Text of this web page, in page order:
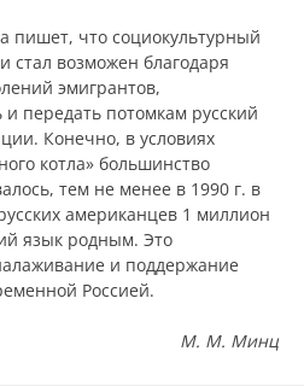
пишет, что социокультурный
стал возможен благодаря
эмигрантов,
передать потомкам русский
Конечно, в условиях
котла» большинство
тем не менее в 1990 г. в
американцев 1 миллион
язык родным. Это
и поддержание
Россией.
М. М. Минц